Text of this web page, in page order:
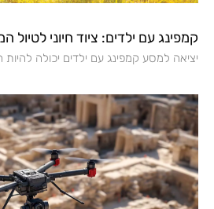
קמפינג עם ילדים: ציוד חיוני לטיול
יציאה למסע קמפינג עם ילדים יכולה להיות